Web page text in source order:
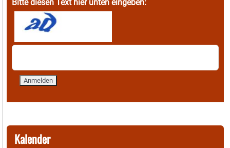
Bitte diesen Text hier unten eingeben:
Kalender